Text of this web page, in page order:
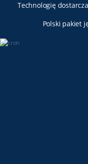
Technologię dostarcza
Polski pakiet